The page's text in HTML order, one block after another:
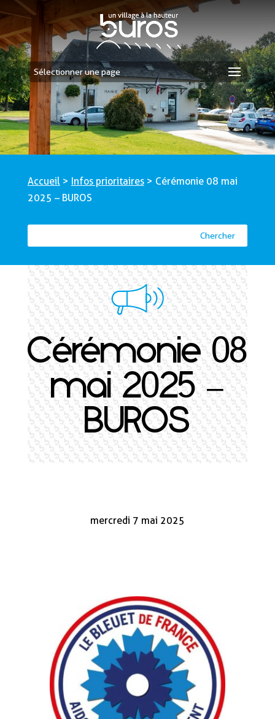
Sélectionner une page
Accueil> Infos prioritaires> Cérémonie 08 mai
2025 – BUROS
Cérémonie 08
mai 2025 –
BUROS
mercredi 7 mai 2025